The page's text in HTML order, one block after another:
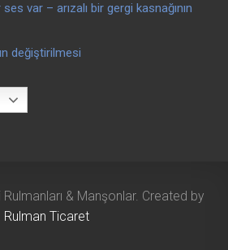
var – arızalı bir gergi kasnağının
değiştirilmesi
& Manşonlar. Created by
Rulman Ticaret